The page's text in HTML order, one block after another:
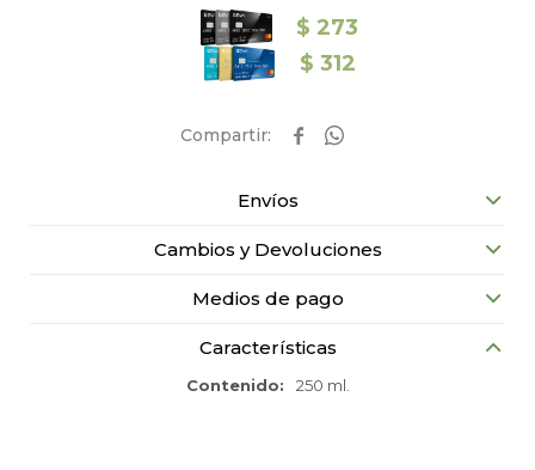
$ 273
$ 312
 
Envíos
Cambios y Devoluciones
Medios de pago
Características
Contenido 250 ml.